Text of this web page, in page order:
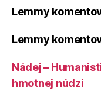
Lemmy
Lemmy
Nádej –
hmotnej núdzi